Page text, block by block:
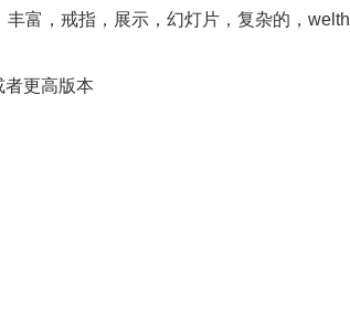
富，戒指，展示，幻灯片，复杂的，welth
者更高版本